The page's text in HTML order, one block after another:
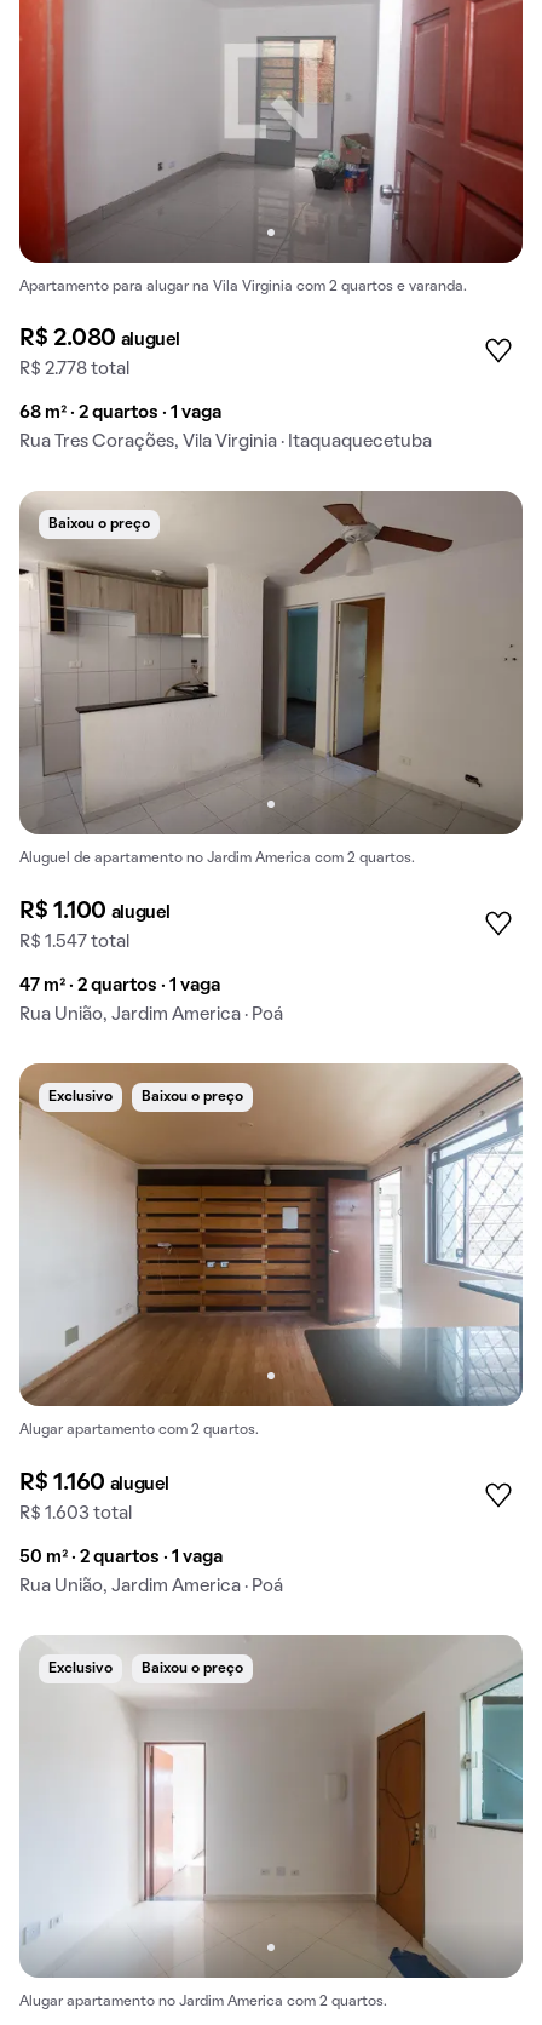
Apartamento para alugar na Vila Virginia com 2 quartos e varanda.
R$ 2.080 aluguel
R$ 2.778 total
68 m² · 2 quartos · 1 vaga
Rua Tres Corações, Vila Virginia · Itaquaquecetuba
Baixou o preço
Aluguel de apartamento no Jardim America com 2 quartos.
R$ 1.100 aluguel
R$ 1.547 total
47 m² · 2 quartos · 1 vaga
Rua União, Jardim America · Poá
Exclusivo Baixou o preço
Alugar apartamento com 2 quartos.
R$ 1.160 aluguel
R$ 1.603 total
50 m² · 2 quartos · 1 vaga
Rua União, Jardim America · Poá
Exclusivo Baixou o preço
Alugar apartamento no Jardim America com 2 quartos.